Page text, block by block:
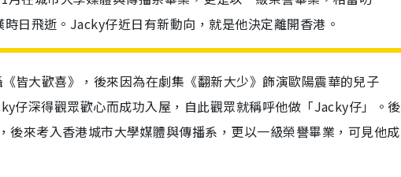
日飛逝。Jacky仔近日有新動向，就是他決定離開香港。
皆大歡喜》，後來因為在劇集《翻新大少》飾演歐陽震華的兒子
仔深得觀眾歡心而成功入屋，自此觀眾就稱呼他做「Jacky仔」。後
後來考入香港城市大學媒體與傳播系，更以一級榮譽畢業，可見他成